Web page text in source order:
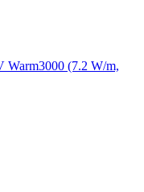
Warm3000 (7.2 W/m,